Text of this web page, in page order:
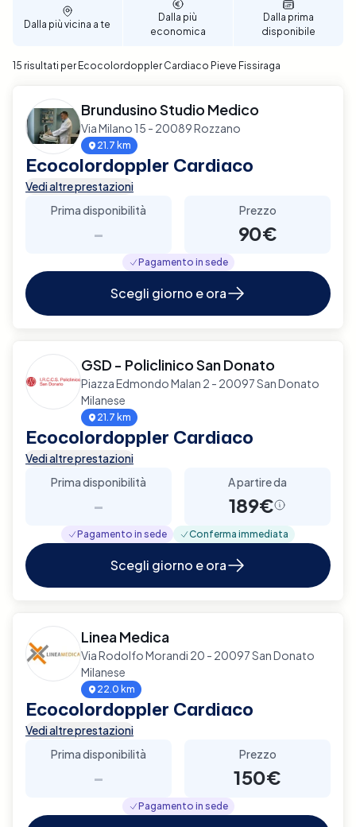
affidabile e di qualità.
Dalla più vicina a te
Dalla più
economica
Dalla prima
disponibile
15 risultati per Ecocolordoppler Cardiaco Pieve Fissiraga
Brundusino Studio Medico
Via Milano 15 - 20089 Rozzano
21.7 km
Ecocolordoppler Cardiaco
Vedi altre prestazioni
Prima disponibilità
-
Prezzo
90€
Pagamento in sede
Scegli giorno e ora
GSD - Policlinico San Donato
Piazza Edmondo Malan 2 - 20097 San Donato
Milanese
21.7 km
Ecocolordoppler Cardiaco
Vedi altre prestazioni
Prima disponibilità
-
A partire da
189€
Pagamento in sede Conferma immediata
Scegli giorno e ora
Linea Medica
Via Rodolfo Morandi 20 - 20097 San Donato
Milanese
22.0 km
Ecocolordoppler Cardiaco
Vedi altre prestazioni
Prima disponibilità
-
Prezzo
150€
Pagamento in sede